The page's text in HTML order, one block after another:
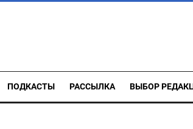
ПОДКАСТЫ РАССЫЛКА ВЫБОР